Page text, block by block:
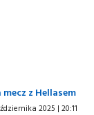
z Hellasem
2025 | 20:11